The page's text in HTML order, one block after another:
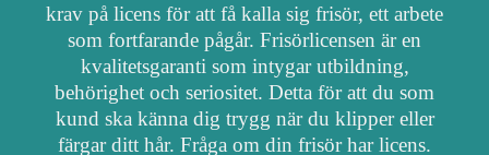
krav på licens för att få kalla sig frisör, ett arbete
som fortfarande pågår. Frisörlicensen är en
kvalitetsgaranti som intygar utbildning,
behörighet och seriositet. Detta för att du som
kund ska känna dig trygg när du klipper eller
färgar ditt hår. Fråga om din frisör har licens.